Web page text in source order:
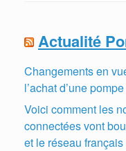
Actualité
Changements en
l’achat d’une
Voici comment les
connectées vont
et le réseau